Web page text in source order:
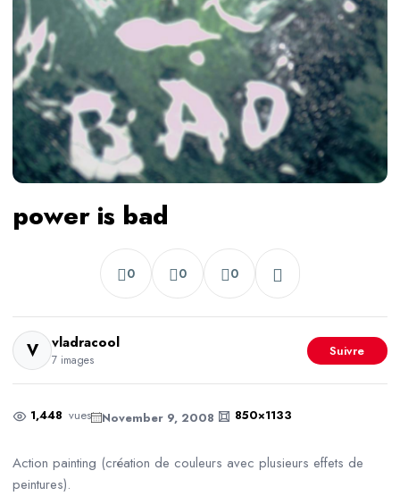
power is bad
0 0 0
V vladracool
7 images
Suivre
1,448 vues November 9, 2008 850×1133
Action painting (création de couleurs avec plusieurs effets de
peintures).